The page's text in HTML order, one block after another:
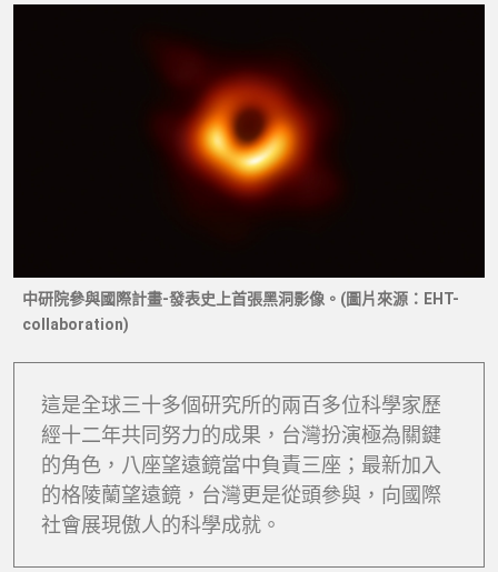
中研院參與國際計畫-發表史上首張黑洞影像。(圖片來源：EHT-
collaboration)
這是全球三十多個研究所的兩百多位科學家歷
經十二年共同努力的成果，台灣扮演極為關鍵
的角色，八座望遠鏡當中負責三座；最新加入
的格陵蘭望遠鏡，台灣更是從頭參與，向國際
社會展現傲人的科學成就。